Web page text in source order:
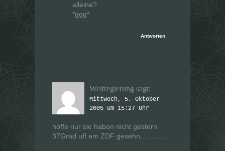
alleine?
*ggg*
Antworten
Weltregierung sagt:
Mittwoch, 5. Oktober
2005 um 15:27 Uhr
hoffe nur sie haben nicht gestern
37Grad uff em ZDF gesehn…………